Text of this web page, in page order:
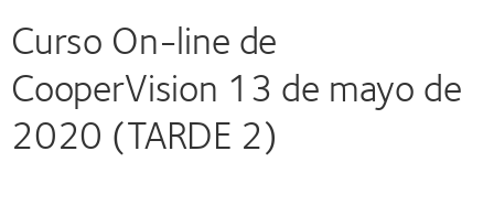
Curso On-line de
CooperVision 13 de mayo de
2020 (TARDE 2)